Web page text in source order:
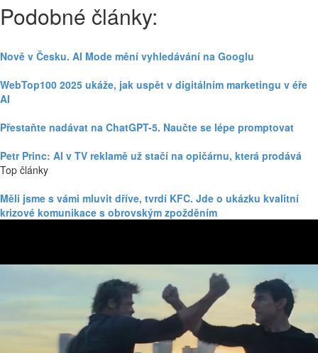
Podobné články:
Nově v Česku. AI Mode mění vyhledávání na Googlu
WebTop100 2025 ukáže, jak uspět v digitálním marketingu v éře
AI
Přestaňte nadávat na ChatGPT-5. Naučte se lépe promptovat
Petr Princ: AI v TV reklamě už stačí na opičárnu, která prodává
Top články
Měli jsme s vámi mluvit dříve, tvrdí KFC. Jde o ukázku kvalitní
krizové komunikace s obrovským zpožděním